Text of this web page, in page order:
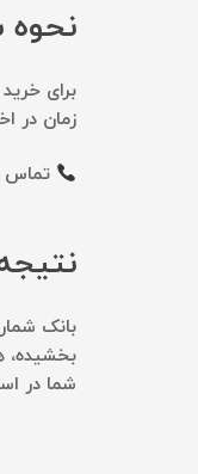
نحوه
برای خرید
زمان در
تماس با ما:
بانک
بخشیده،
شما در